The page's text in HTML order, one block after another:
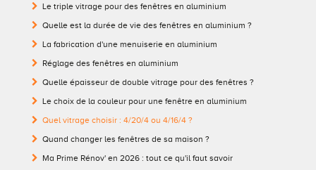
Le triple vitrage pour des fenêtres en aluminium
Quelle est la durée de vie des fenêtres en aluminium ?
La fabrication d'une menuiserie en aluminium
Réglage des fenêtres en aluminium
Quelle épaisseur de double vitrage pour des fenêtres ?
Le choix de la couleur pour une fenêtre en aluminium
Quel vitrage choisir : 4/20/4 ou 4/16/4 ?
Quand changer les fenêtres de sa maison ?
Ma Prime Rénov' en 2026 : tout ce qu'il faut savoir